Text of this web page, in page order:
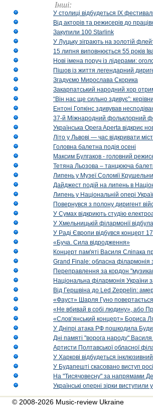
Інші:
У столиці відбудеться IX
Від акторів та режисерів до
Закупили 100 Starlink
У Луцьку зіграють на золотій
15 липня виповнюється 55 років
Нові імена поруч із лідерами:
Пішов із життя легендарний
Згадуємо Мирослава Скорика
Закарпатський народний хор
“Він нас ще сильно здивує”:
Ентоні Гопкінс здивував
37-й Міжнародний фольклорний
Українська Opera Aperta відкриє
Літо у Львові — час відкривати
Головна балетна подія осені
Максим Булгаков - головний
Тетяна Льозова – танцююча
Липень у Музеї Соломії
Дайджест подій на липень в
Липень у Національній опері
Повернувся з полону диригент
У Сумах відкриють студію
У Хмельницькій філармонії
У Раді Європи відбувся концерт
«Буча. Сила відродження»
Концерт пам'яті Василя Сліпака
Grand Finale: обласна філармонія
Переправлення за кордон
Національна філармонія України
Від Гершвіна до Led Zeppelin:
«Фауст» Шарля Гуно
«Не вбивай в собі людину», або
«Слов’янський концерт» Бориса
У Дніпрі атака РФ пошкодила
Дні памяті "ворога народу" Василя
Артисти Полтавської обласної
У Харкові відбудеться
У Будапешті скасовано виступ
На "Тисячовесну" за напрямами
Українські оперні зірки
© 2008-2026 Music-review Ukraine